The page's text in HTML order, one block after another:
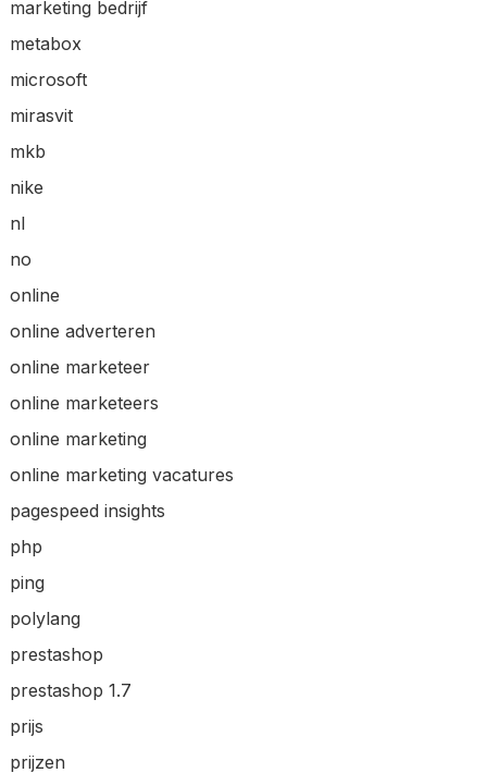
marketing bedrijf
metabox
microsoft
mirasvit
mkb
nike
nl
no
online
online adverteren
online marketeer
online marketeers
online marketing
online marketing vacatures
pagespeed insights
php
ping
polylang
prestashop
prestashop 1.7
prijs
prijzen